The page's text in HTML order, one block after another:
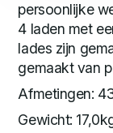
persoonlijke
4 laden met
lades zijn
gemaakt van
Afmetingen:
Gewicht: